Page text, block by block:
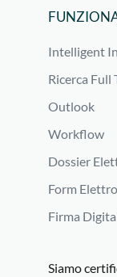
Intelligent
Ricerca Full
Outlook
Workflow
Dossier
Form
Firma
Siamo